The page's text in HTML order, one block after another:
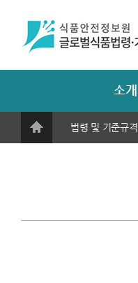
소개
법령 및 기준규격